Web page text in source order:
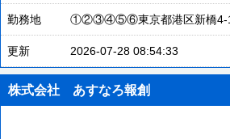
勤務地 ①②③④⑤⑥東京都港区新橋4-
更新 2026-07-28 08:54:33
株式会社 あすなろ報創